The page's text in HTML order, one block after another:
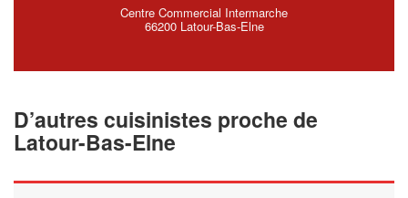
Centre Commercial Intermarche
66200 Latour-Bas-Elne
D’autres cuisinistes proche de
Latour-Bas-Elne